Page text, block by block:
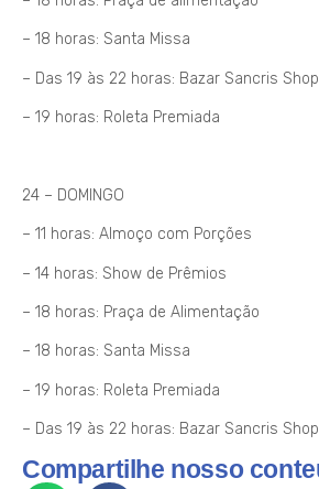
– 18 horas: Santa Missa
– Das 19 às 22 horas: Bazar Sancris Shop
– 19 horas: Roleta Premiada
24 – DOMINGO
– 11 horas: Almoço com Porções
– 14 horas: Show de Prêmios
– 18 horas: Praça de Alimentação
– 18 horas: Santa Missa
– 19 horas: Roleta Premiada
– Das 19 às 22 horas: Bazar Sancris Shop
Compartilhe nosso